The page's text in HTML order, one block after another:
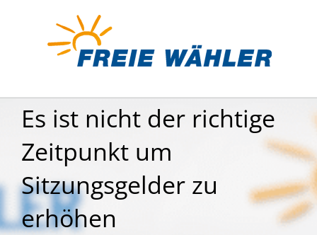
Es ist nicht der richtige
Zeitpunkt um
Sitzungsgelder zu
erhöhen